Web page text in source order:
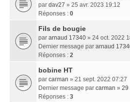
par dav27 » 25 avr. 2023 19:12
Réponses : 0
Fils de bougie
par arnaud 17340 » 24 oct. 2022
Dernier message par arnaud
Réponses : 2
bobine HT
par carman » 21 sept. 2022 07:27
Dernier message par carman » 29
Réponses : 3